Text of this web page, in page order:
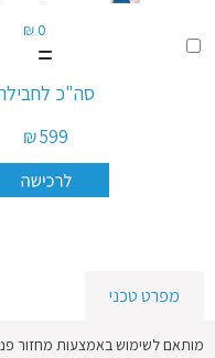
0 ₪
הוסף
סה"כ
599 ₪
מפרט טכני
מותאם לשימוש באמצעות מחזור